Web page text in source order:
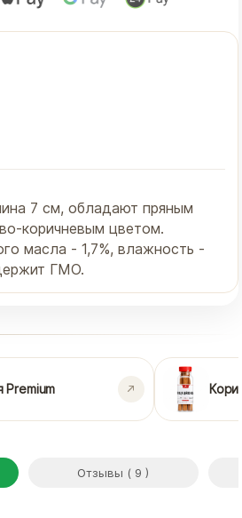
7 см, обладают пряным
коричневым цветом.
масла - 1,7%, влажность -
ГМО.
Premium
Отзывы ( 9 )